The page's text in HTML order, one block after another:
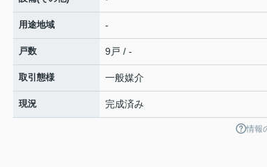
用途地域 -
戸数 9戸 / -
取引態様 一般媒介
現況 完成済み
情報